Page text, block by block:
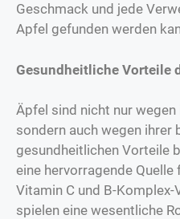
Geschmack und jede
Apfel gefunden werden
Gesundheitliche Vorteile
Äpfel sind nicht nur
sondern auch wegen ihrer
gesundheitlichen Vorteile
eine hervorragende
Vitamin C und B-
spielen eine wesentliche